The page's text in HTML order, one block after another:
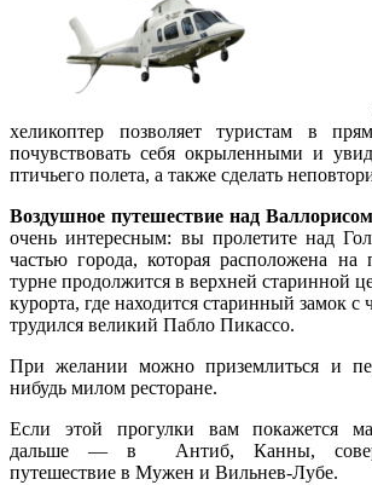
хеликоптер позволяет туристам в
почувствовать себя окрыленными и
птичьего полета, а также сделать
Воздушное путешествие над Валлорисом
очень интересным: вы пролетите над
частью города, которая расположена на
турне продолжится в верхней старинной
курорта, где находится старинный замок с
трудился великий Пабло Пикассо.
При желании можно приземлиться и
нибудь милом ресторане.
Если этой прогулки вам покажется
дальше — в Антиб, Канны,
путешествие в Мужен и Вильнев-Лубе.